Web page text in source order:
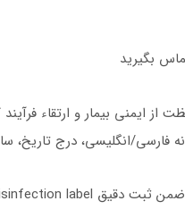
بگیرید
ایمنی بیمار و ارتقاء
فارسی/انگلیسی، درج